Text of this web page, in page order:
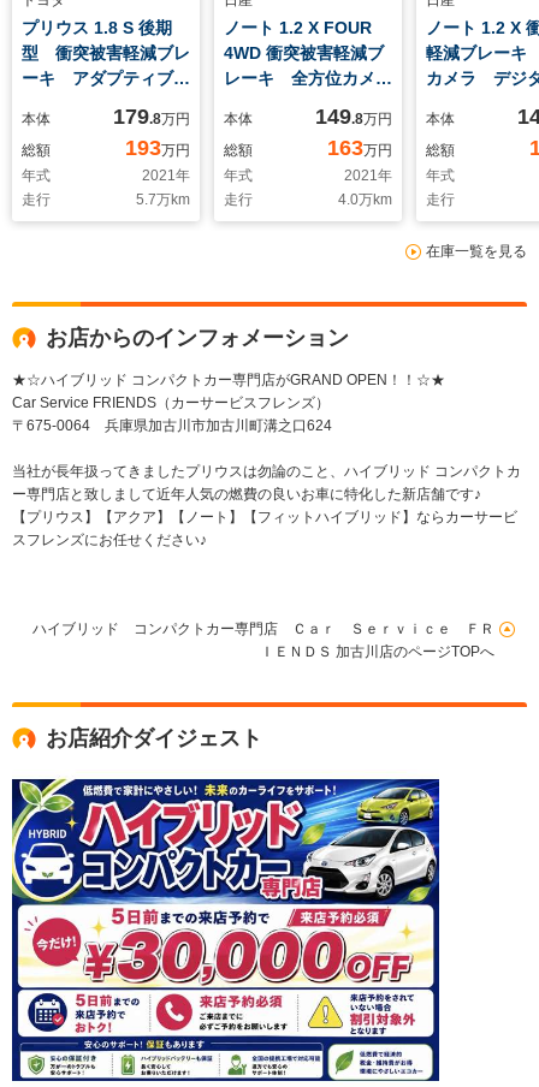
プリウス 1.8 S 後期
型 衝突被害軽減ブレ
ーキ アダプティブク
オートマチックハイビ
ーム オートライト
LEDヘッドライト ナ
ビ ETC
Bluetooth バックカ
保証付
本体 179.8万円
総額
193万円
年式
2021年
走行
5.7万km
ノート 1.2 X FOUR
4WD 衝突被害軽減ブ
レーキ 全方位カメ
ミラー ナビ
Bluetooth HDMI
ドライブレコーダー
レーンアシスト クリ
アランスソナー オー
本体 149.8万円
総額
163万円
年式
2021年
走行
4.0万km
ノート 1.2 X
軽減ブレーキ
カメラ デジ
Bluetooth
ドライブレ
レーンアシス
アランスソナ
トライト 保
本体
総額
年式
走行
在庫一覧を見る
お店からのインフォメーション
★☆ハイブリッド コンパクトカー専門店がGRAND OPEN！！☆★
Car Service FRIENDS（カーサービスフレンズ）
〒675-0064 兵庫県加古川市加古川町溝之口624
当社が長年扱ってきましたプリウスは勿論のこと、ハイブリッド コンパクトカ
ー専門店と致しまして近年人気の燃費の良いお車に特化した新店舗です♪
【プリウス】【アクア】【ノート】【フィットハイブリッド】ならカーサービ
スフレンズにお任せください♪
ハイブリッド コンパクトカー専門店 Ｃａｒ Ｓｅｒｖｉｃｅ ＦＲ
ＩＥＮＤＳ 加古川店のページTOPへ
お店紹介ダイジェスト